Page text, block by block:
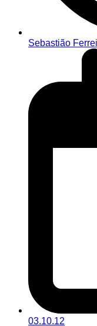
Sebastião
03.10.12